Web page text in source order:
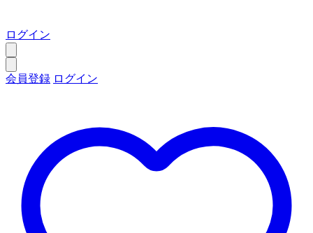
ログイン
会員登録 ログイン